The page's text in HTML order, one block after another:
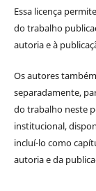
Essa licença
do trabalho
autoria e à
Os autores
separadamente,
do trabalho neste
institucional,
incluí-lo como
autoria e da